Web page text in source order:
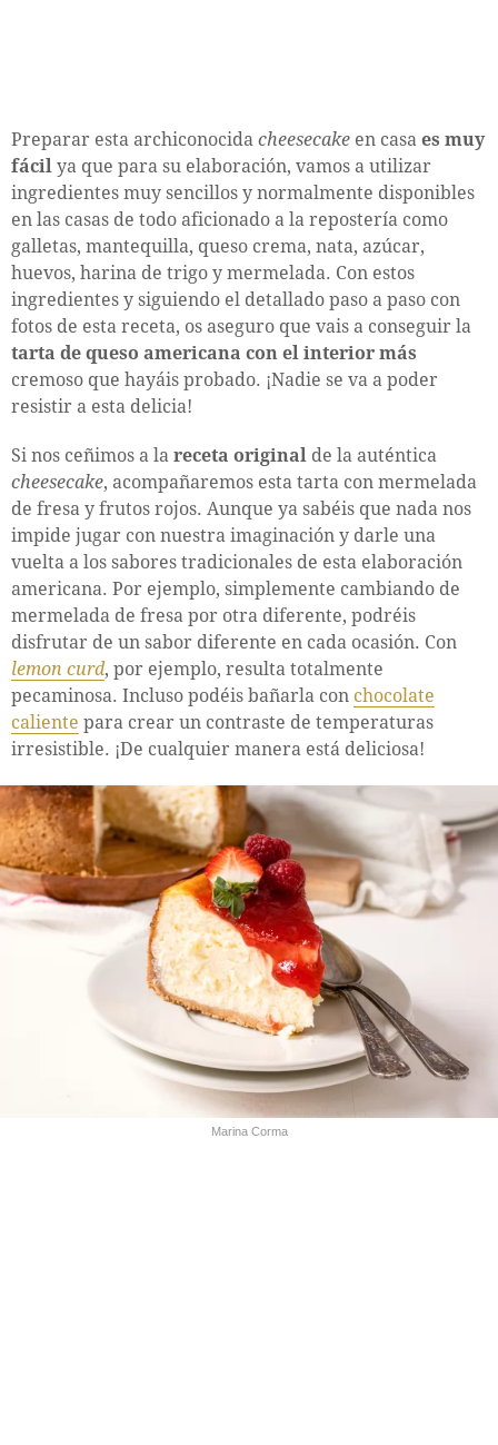
Preparar esta archiconocida cheesecake en casa es muy
fácil ya que para su elaboración, vamos a utilizar
ingredientes muy sencillos y normalmente disponibles
en las casas de todo aficionado a la repostería como
galletas, mantequilla, queso crema, nata, azúcar,
huevos, harina de trigo y mermelada. Con estos
ingredientes y siguiendo el detallado paso a paso con
fotos de esta receta, os aseguro que vais a conseguir la
tarta de queso americana con el interior más
cremoso que hayáis probado. ¡Nadie se va a poder
resistir a esta delicia!
Si nos ceñimos a la receta original de la auténtica
cheesecake, acompañaremos esta tarta con mermelada
de fresa y frutos rojos. Aunque ya sabéis que nada nos
impide jugar con nuestra imaginación y darle una
vuelta a los sabores tradicionales de esta elaboración
americana. Por ejemplo, simplemente cambiando de
mermelada de fresa por otra diferente, podréis
disfrutar de un sabor diferente en cada ocasión. Con
lemon curd, por ejemplo, resulta totalmente
pecaminosa. Incluso podéis bañarla con chocolate
caliente para crear un contraste de temperaturas
irresistible. ¡De cualquier manera está deliciosa!
Marina Corma